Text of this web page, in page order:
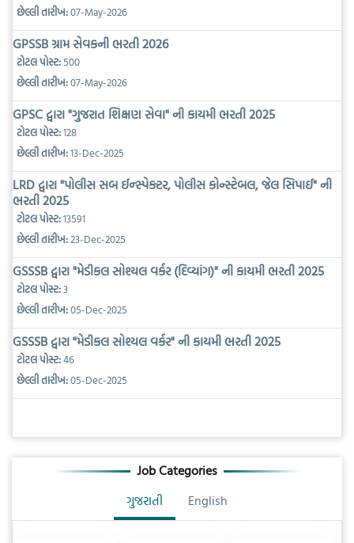
છેલ્લી તારીખ:07-May-2026
GPSSB ગ્રામ સેવકની ભરતી 2026
ટોટલ પોસ્ટ:500
છેલ્લી તારીખ:07-May-2026
GPSC દ્વારા "ગુજરાત શિક્ષણ સેવા" ની કાયમી ભરતી 2025
ટોટલ પોસ્ટ:128
છેલ્લી તારીખ:13-Dec-2025
LRD દ્વારા "પોલીસ સબ ઈન્સ્પેક્ટર, પોલીસ કોન્સ્ટેબલ, જેલ સિપાઈ" ની
ભરતી 2025
ટોટલ પોસ્ટ:13591
છેલ્લી તારીખ:23-Dec-2025
GSSSB દ્વારા "મેડીકલ સોશ્યલ વર્કર (દિવ્યાંગ)" ની કાયમી ભરતી 2025
ટોટલ પોસ્ટ:3
છેલ્લી તારીખ:05-Dec-2025
GSSSB દ્વારા "મેડીકલ સોશ્યલ વર્કર" ની કાયમી ભરતી 2025
ટોટલ પોસ્ટ:46
છેલ્લી તારીખ:05-Dec-2025
Job Categories
ગુજરાતી
English